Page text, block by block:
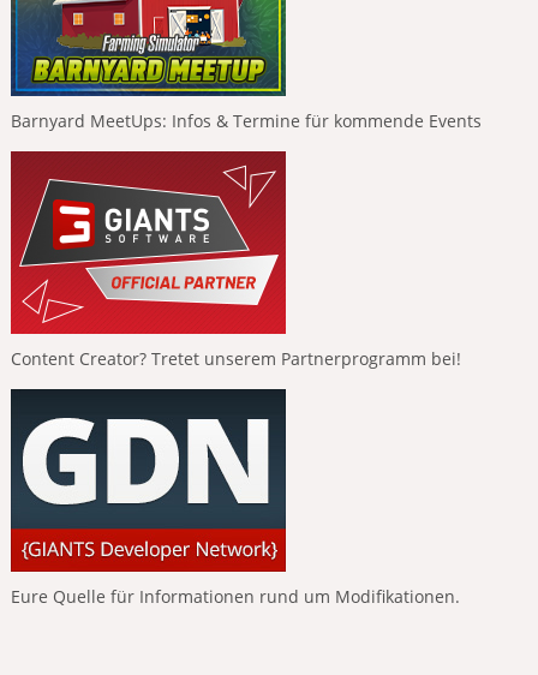
Barnyard MeetUps: Infos & Termine für kommende Events
Content Creator? Tretet unserem Partnerprogramm bei!
Eure Quelle für Informationen rund um Modifikationen.